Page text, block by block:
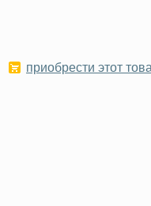
приобрести этот